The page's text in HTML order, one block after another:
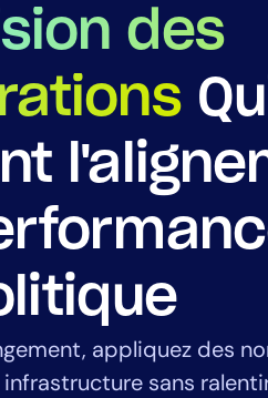
des
appliquez des
sans
Edwin AI
Industrie
Santé
Services financiers
Secteur public
Services managés